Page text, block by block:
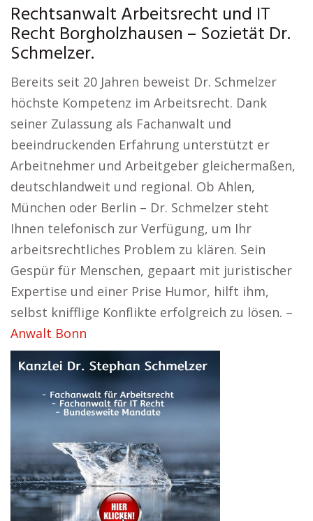
Rechtsanwalt Arbeitsrecht und IT
Recht Borgholzhausen – Sozietät Dr.
Schmelzer.
Bereits seit 20 Jahren beweist Dr. Schmelzer
höchste Kompetenz im Arbeitsrecht. Dank
seiner Zulassung als Fachanwalt und
beeindruckenden Erfahrung unterstützt er
Arbeitnehmer und Arbeitgeber gleichermaßen,
deutschlandweit und regional. Ob Ahlen,
München oder Berlin – Dr. Schmelzer steht
Ihnen telefonisch zur Verfügung, um Ihr
arbeitsrechtliches Problem zu klären. Sein
Gespür für Menschen, gepaart mit juristischer
Expertise und einer Prise Humor, hilft ihm,
selbst knifflige Konflikte erfolgreich zu lösen. –
Anwalt Bonn